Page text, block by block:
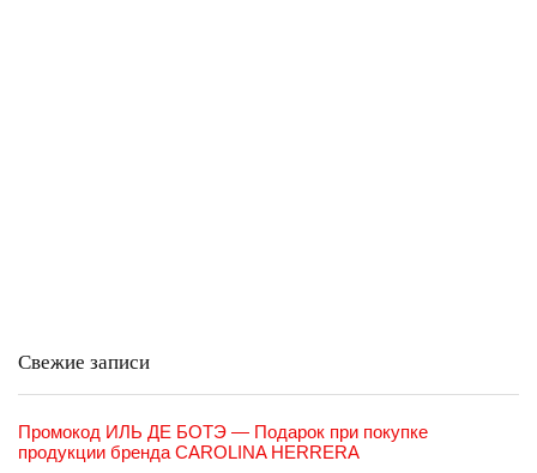
Свежие записи
Промокод ИЛЬ ДЕ БОТЭ — Подарок при покупке
продукции бренда CAROLINA HERRERA